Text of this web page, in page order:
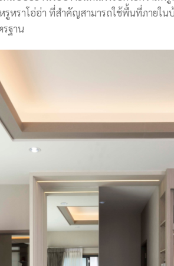
หราโอ่อ่า ที่สำคัญสามารถใช้พื้นที่ภายใ
ฐาน